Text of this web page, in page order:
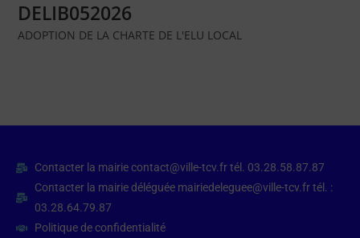
DELIB052026
ADOPTION DE LA CHARTE DE L'ELU LOCAL
Contacter la mairie contact@ville-tcv.fr tél. 03.28.58.87.87
Contacter la mairie déléguée mairiedeleguee@ville-tcv.fr tél. :
03.28.64.79.87
Politique de confidentialité